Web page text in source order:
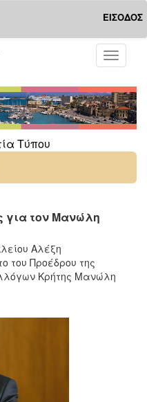
ΕΙΣΟΔΟΣ
Toggle
Τύπου
για τον Μανώλη
Αλέξη
του Προέδρου της
Κρήτης Μανώλη